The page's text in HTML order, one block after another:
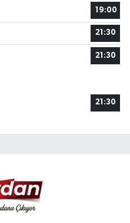
19:00
21:30
21:30
21:30